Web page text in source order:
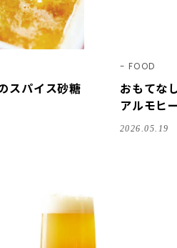
スパイス砂糖
FOOD
おもてな
アルモヒ
2026.05.19